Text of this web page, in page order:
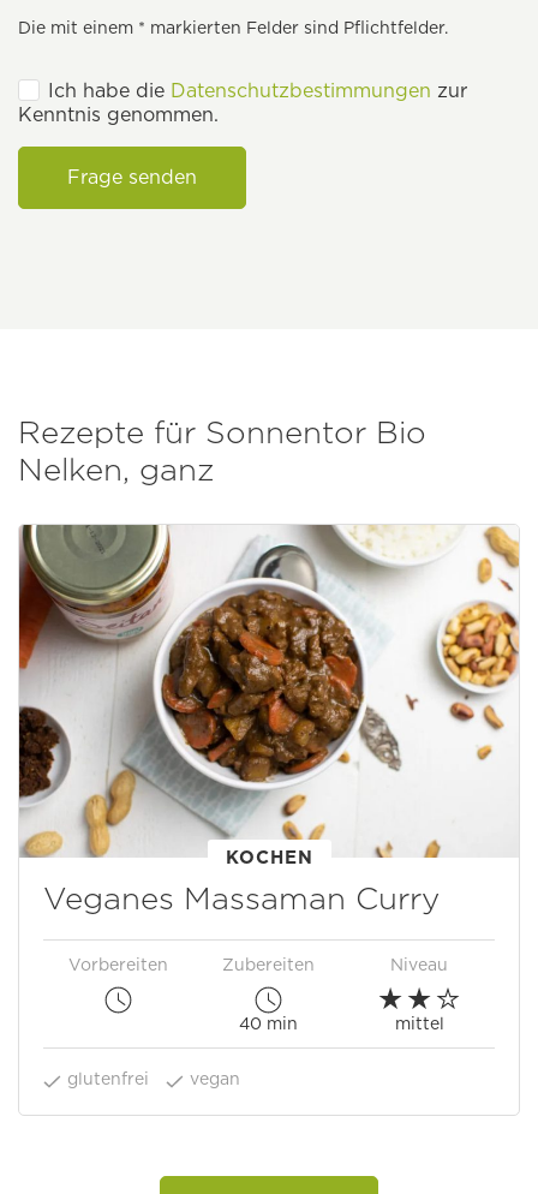
Die mit einem * markierten Felder sind Pflichtfelder.
Ich habe die Datenschutzbestimmungen zur
Kenntnis genommen.
Frage senden
Rezepte für Sonnentor Bio
Nelken, ganz
KOCHEN
Veganes Massaman Curry
Vorbereiten Zubereiten
40 min
Niveau
mittel
glutenfrei vegan